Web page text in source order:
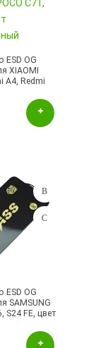
ESD OG
XIAOMI
A4, Redmi
ESD OG
SAMSUNG
S24 FE, цвет